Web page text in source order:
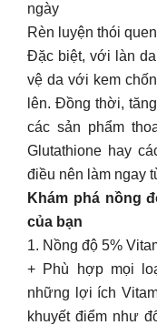
ngày
Rèn luyện thói
Đặc biệt, với làn
vệ da với kem
lên. Đồng thời,
các sản phẩm
Glutathione hay
điều nên làm ngay
Khám phá nồng
của bạn
1. Nồng độ 5%
+ Phù hợp mọi
những lợi ích
khuyết điểm như